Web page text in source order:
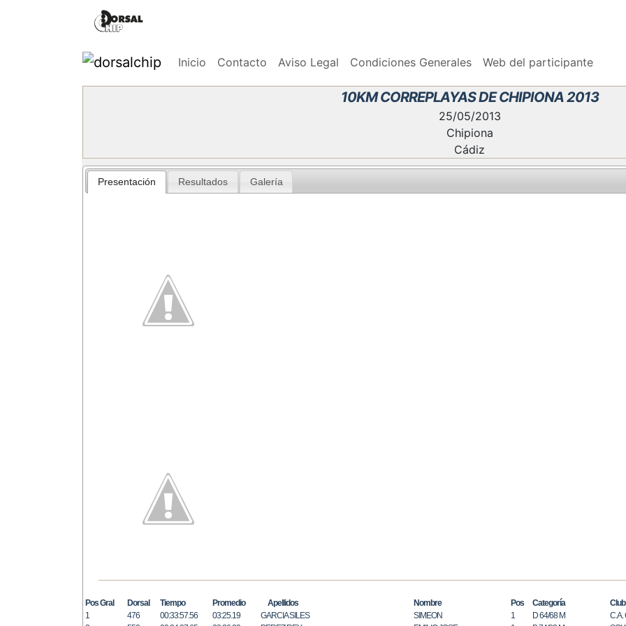
Inicio Contacto Aviso Legal Condiciones Generales Web del participante
10KM CORREPLAYAS DE CHIPIONA 2013
25/05/2013
Chipiona
Cádiz
Presentación Resultados Galería
Pos Gral Dorsal Tiempo Promedio Apellidos Nombre Pos Categoría Club
1
476 00:33:57.56 03:25.19 GARCIA SILES SIMEON 1 D 64/68 M C.A.